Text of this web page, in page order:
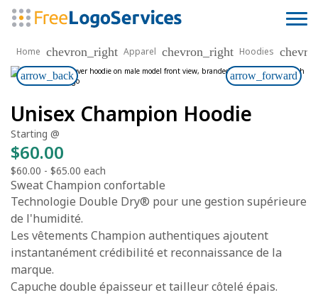
Home chevron_right Apparel chevron_right Hoodies
arrow_back arrow_forward
Unisex Champion Hoodie
Starting @
$60.00
$60.00 - $65.00 each
Sweat Champion confortable
Technologie Double Dry® pour une gestion supérieure
de l'humidité.
Les vêtements Champion authentiques ajoutent
instantanément crédibilité et reconnaissance de la
marque.
Capuche double épaisseur et tailleur côtelé épais.